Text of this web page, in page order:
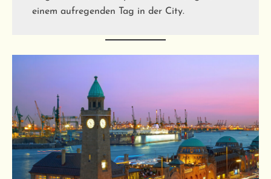
einem aufregenden Tag in der City.